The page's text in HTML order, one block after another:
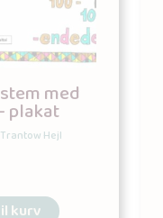
med
plakat
Hejl
kurv